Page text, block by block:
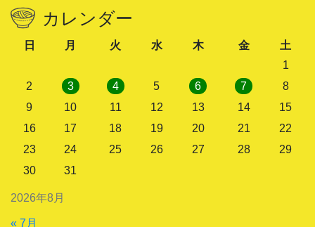
カレンダー
2026年8月
日 月 火 水 木 金
土
1
2
3 4 5 6 7
8
9
10 11 12 13 14
15
16
17 18 19 20 21
22
23
24 25 26 27 28
29
30
31
« 7月